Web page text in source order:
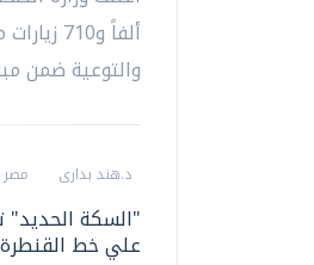
ألفاً
والتوعية ضمن
د.هند بدارى مصر
"السكة
علي خط